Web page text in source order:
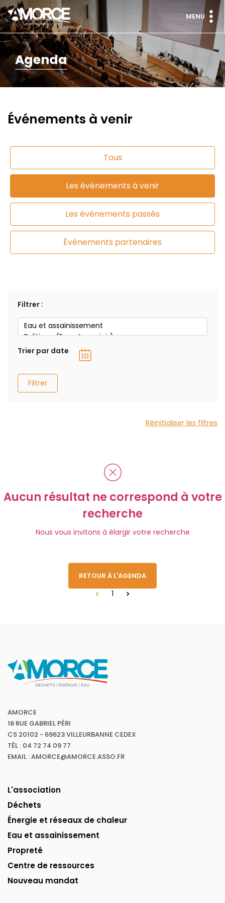
MENU
Agenda
Événements à venir
Tous
Les événements à venir
Les événements passés
Événements partenaires
Filtrer :
Trier par date
Filtrer
Réinitialiser les filtres
Aucun résultat ne correspond à votre
recherche
Nous vous invitons à élargir votre recherche
RETOUR À L'AGENDA
1
AMORCE
18 RUE GABRIEL PÉRI
CS 20102 - 69623 VILLEURBANNE CEDEX
TÉL : 04 72 74 09 77
EMAIL : AMORCE@AMORCE.ASSO.FR
L'association
Déchets
Énergie et réseaux de chaleur
Eau et assainissement
Propreté
Centre de ressources
Nouveau mandat